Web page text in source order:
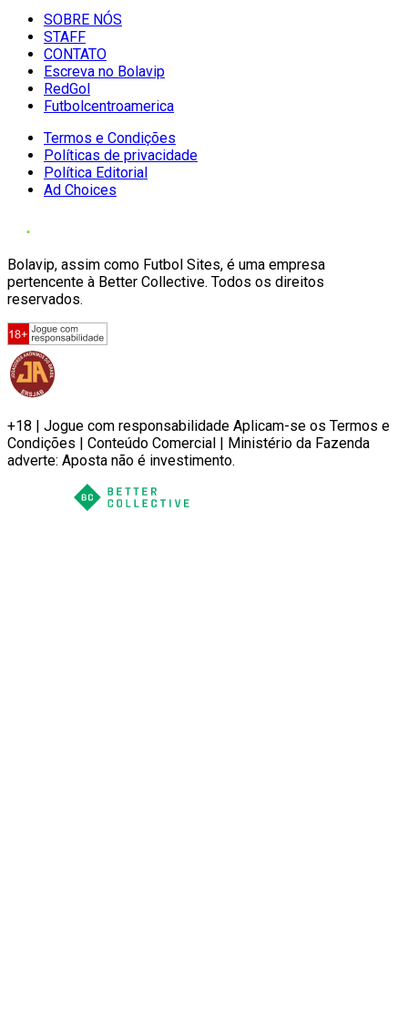
SOBRE NÓS
STAFF
CONTATO
Escreva no Bolavip
RedGol
Futbolcentroamerica
Termos e Condições
Políticas de privacidade
Política Editorial
Ad Choices
Bolavip, assim como Futbol Sites, é uma empresa
pertencente à Better Collective. Todos os direitos
reservados.
+18 | Jogue com responsabilidade Aplicam-se os Termos e
Condições | Conteúdo Comercial | Ministério da Fazenda
adverte: Aposta não é investimento.